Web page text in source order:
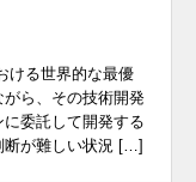
ける世界的な最優
ら、その技術開発
委託して開発する
断が難しい状況 […]